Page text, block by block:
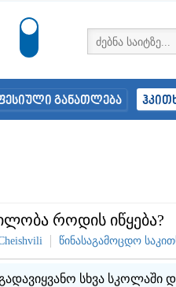
განათლება
როდის იწყება?
წინასაგამოცდო
გადავიყვანო სხვა